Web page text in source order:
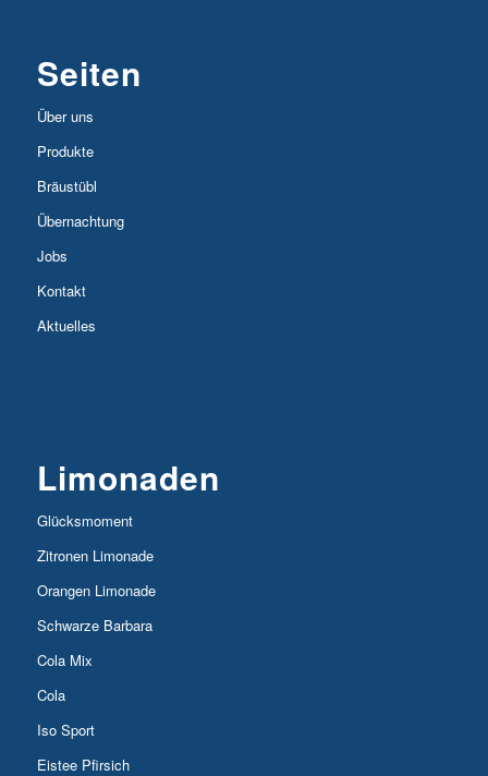
Seiten
Über uns
Produkte
Bräustübl
Übernachtung
Jobs
Kontakt
Aktuelles
Limonaden
Glücksmoment
Zitronen Limonade
Orangen Limonade
Schwarze Barbara
Cola Mix
Cola
Iso Sport
Eistee Pfirsich